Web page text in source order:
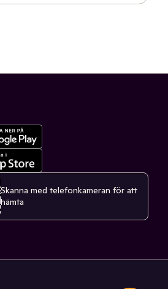
Skanna med telefonkameran för att
hämta